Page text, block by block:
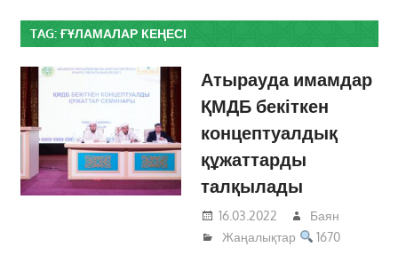
TAG: ҒҰЛАМАЛАР КЕҢЕСІ
Атырауда имамдар
ҚМДБ бекіткен
концептуалдық
құжаттарды
талқылады
16.03.2022
Баян
Жаңалықтар
1670